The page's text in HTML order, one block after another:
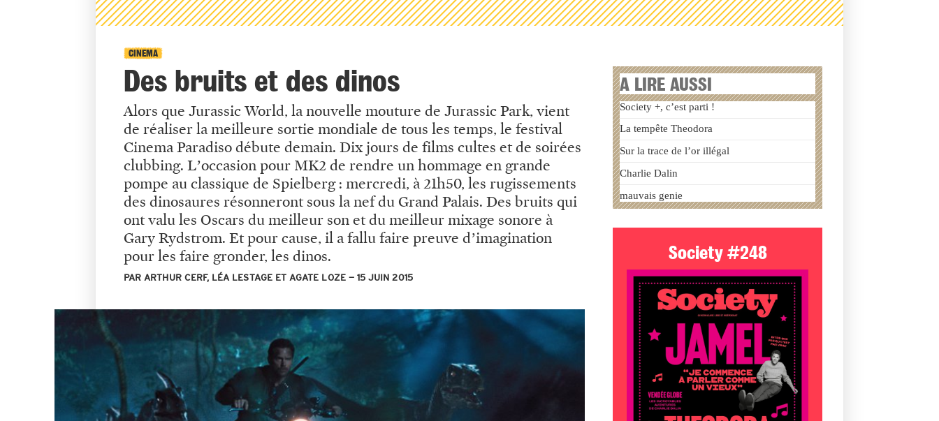
A LIRE AUSSI
Society +, c’est parti !
La tempête Theodora
Sur la trace de l’or illégal
Charlie Dalin
mauvais genie
Society #248
CINEMA
Des bruits et des dinos
Alors que Jurassic World, la nouvelle mouture de Jurassic Park, vient
de réaliser la meilleure sortie mondiale de tous les temps, le festival
Cinema Paradiso débute demain. Dix jours de films cultes et de soirées
clubbing. L’occasion pour MK2 de rendre un hommage en grande
pompe au classique de Spielberg : mercredi, à 21h50, les rugissements
des dinosaures résonneront sous la nef du Grand Palais. Des bruits qui
ont valu les Oscars du meilleur son et du meilleur mixage sonore à
Gary Rydstrom. Et pour cause, il a fallu faire preuve d’imagination
pour les faire gronder, les dinos.
PAR ARTHUR CERF, LÉA LESTAGE ET AGATE LOZE 15 JUIN 2015